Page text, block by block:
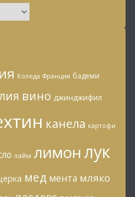
Коледа Франция бадеми
вино джинджифил
канела картофи
лайм лимонлук
мед мента мляко